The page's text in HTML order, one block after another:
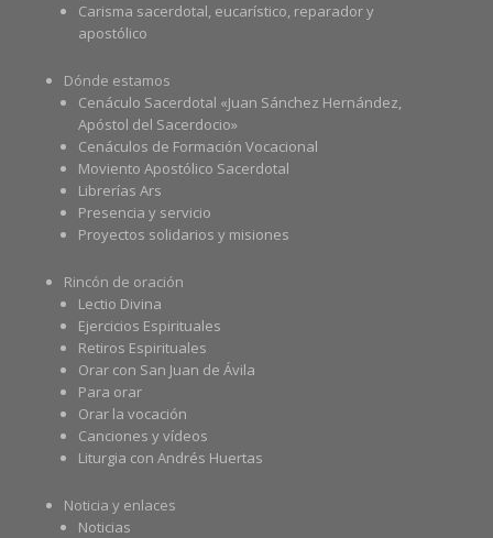
Carisma sacerdotal, eucarístico, reparador y
apostólico
Dónde estamos
Cenáculo Sacerdotal «Juan Sánchez Hernández,
Apóstol del Sacerdocio»
Cenáculos de Formación Vocacional
Moviento Apostólico Sacerdotal
Librerías Ars
Presencia y servicio
Proyectos solidarios y misiones
Rincón de oración
Lectio Divina
Ejercicios Espirituales
Retiros Espirituales
Orar con San Juan de Ávila
Para orar
Orar la vocación
Canciones y vídeos
Liturgia con Andrés Huertas
Noticia y enlaces
Noticias